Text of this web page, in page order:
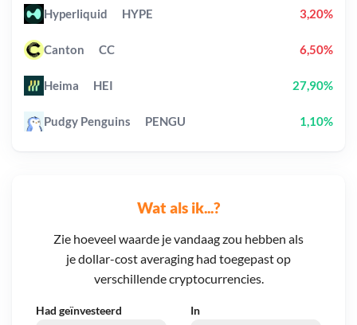
Wat als ik...?
Zie hoeveel waarde je vandaag zou hebben als
je dollar-cost averaging had toegepast op
verschillende cryptocurrencies.
Had geïnvesteerd In
Hyperliquid HYPE 3,20%
Canton CC 6,50%
Heima HEI 27,90%
Pudgy Penguins PENGU 1,10%